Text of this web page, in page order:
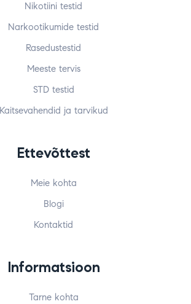
Nikotiini testid
Narkootikumide testid
Rasedustestid
Meeste tervis
STD testid
Kaitsevahendid ja tarvikud
Ettevõttest
Meie kohta
Blogi
Kontaktid
Informatsioon
Tarne kohta